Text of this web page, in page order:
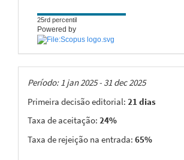
25rd percentil
Powered by
Taxas
Período: 1 jan 2025 - 31 dec 2025
Primeira decisão editorial: 21 dias
Taxa de aceitação: 24%
Taxa de rejeição na entrada: 65%